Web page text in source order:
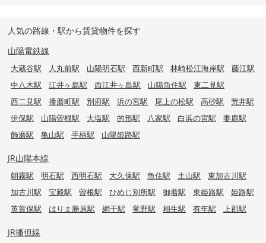
人気の路線・駅から賃貸物件を探す
山陽電鉄線
大蔵谷駅 人丸前駅 山陽明石駅 西新町駅 林崎松江海岸駅
藤江駅
中八木駅
江井ヶ島駅 西江井ヶ島駅 山陽魚住駅
東二見駅
西二見駅
播磨町駅 別府駅 浜の宮駅 尾上の松駅 高砂駅
荒井駅
伊保駅
山陽曽根駅 大塩駅 的形駅 八家駅 白浜の宮駅
妻鹿駅
飾磨駅
亀山駅 手柄駅 山陽姫路駅
JR山陽本線
朝霧駅 明石駅 西明石駅 大久保駅 魚住駅 土山駅
東加古川駅
加古川駅
宝殿駅 曽根駅 ひめじ別所駅 御着駅 東姫路駅
姫路駅
英賀保駅
はりま勝原駅 網干駅 竜野駅 相生駅 有年駅 上郡駅
JR播但線